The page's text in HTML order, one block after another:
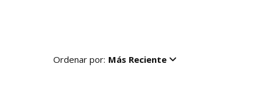
Ordenar por: Más Reciente